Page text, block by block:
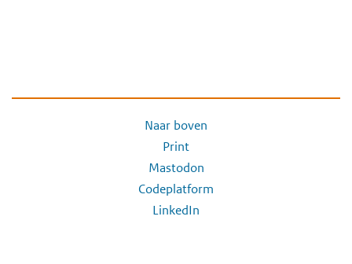
Naar boven
Print
Mastodon
Codeplatform
LinkedIn